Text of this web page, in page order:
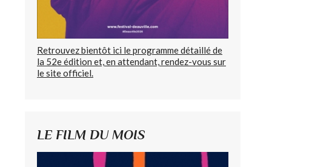
Retrouvez bientôt ici le programme détaillé de
la 52e édition et, en attendant, rendez-vous sur
le site officiel.
LE FILM DU MOIS